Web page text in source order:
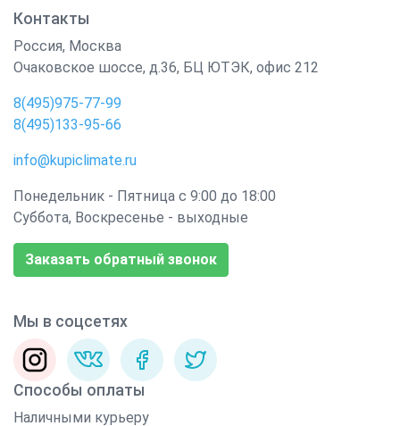
Контакты
Россия, Москва
Очаковское шоссе, д.36, БЦ ЮТЭК, офис 212
8(495)975-77-99
8(495)133-95-66
info@kupiclimate.ru
Понедельник - Пятница с 9:00 до 18:00
Суббота, Воскресенье - выходные
Заказать обратный звонок
Мы в соцсетях
Способы оплаты
Наличными курьеру